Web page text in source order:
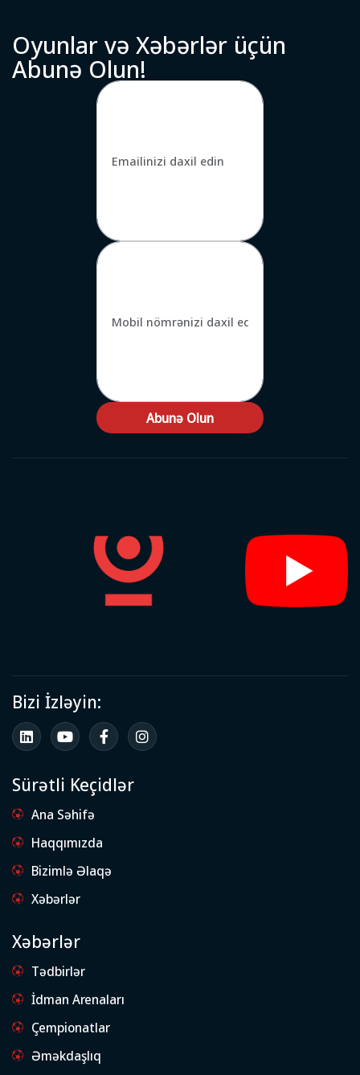
Oyunlarvə Xəbərlər üçün
Abunə Olun!
Abunə Olun
Bizi İzləyin:
Sürətli Keçidlər
Ana Səhifə
Haqqımızda
Bizimlə Əlaqə
Xəbərlər
Xəbərlər
Tədbirlər
İdman Arenaları
Çempionatlar
Əməkdaşlıq